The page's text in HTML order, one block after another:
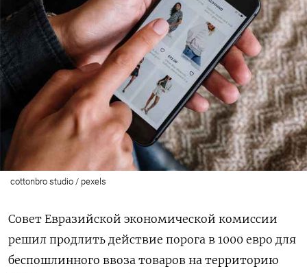
cottonbro studio / pexels
Совет Евразийской экономической комиссии
решил продлить действие порога в 1000 евро для
беспошлинного ввоза товаров на территорию